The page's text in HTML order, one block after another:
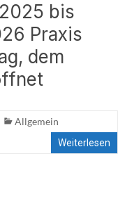
bis
Praxis
dem
Allgemein
Weiterlesen